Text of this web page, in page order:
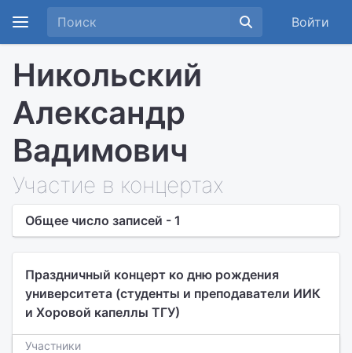
Войти
Никольский
Александр
Вадимович
Участие в концертах
Общее число записей - 1
Праздничный концерт ко дню рождения
университета (студенты и преподаватели ИИК
и Хоровой капеллы ТГУ)
Участники